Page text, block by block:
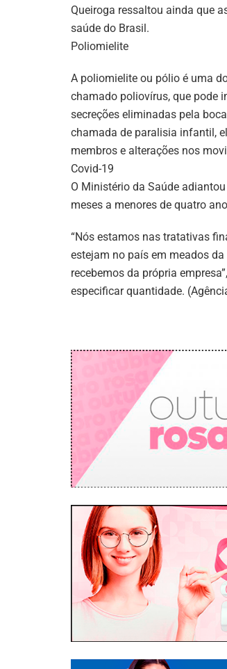
Queiroga ressaltou ainda que
saúde do Brasil.
Poliomielite
A poliomielite ou pólio é uma
chamado poliovírus, que pode
secreções eliminadas pela
chamada de paralisia infantil,
membros e alterações nos
Covid-19
O Ministério da Saúde
meses a menores de quatro
“Nós estamos nas tratativas
estejam no país em meados
recebemos da própria
especificar quantidade.